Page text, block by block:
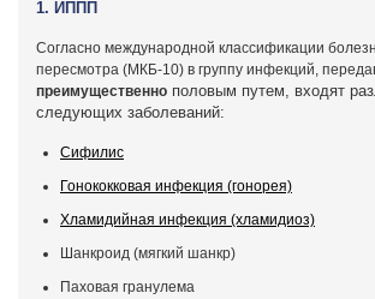
1. ИППП
Согласно международной классификации
пересмотра (МКБ-10) в группу инфекций,
преимущественно половым путем, входят
следующих заболеваний:
Сифилис
Гонококковая инфекция (гонорея)
Хламидийная инфекция (хламидиоз)
Шанкроид (мягкий шанкр)
Паховая гранулема